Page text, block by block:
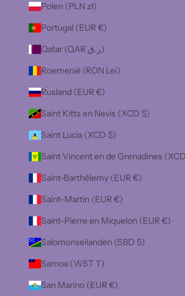
Polen (PLN zł)
Portugal (EUR €)
Qatar (QAR ر.ق)
Roemenië (RON Lei)
Rusland (EUR €)
Saint Kitts en Nevis (XCD $)
Saint Lucia (XCD $)
Saint Vincent en de Grenadines
Saint-Barthélemy (EUR €)
Saint-Martin (EUR €)
Saint-Pierre en Miquelon (EUR €)
Salomonseilanden (SBD $)
Samoa (WST T)
San Marino (EUR €)